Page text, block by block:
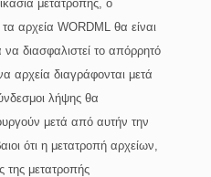
μετατροπής, ο
αρχεία WORDML θα είναι
να διασφαλιστεί το απόρρητό
αρχεία διαγράφονται μετά
λήψης θα
μετά από αυτήν την
ότι η μετατροπή αρχείων,
της μετατροπής